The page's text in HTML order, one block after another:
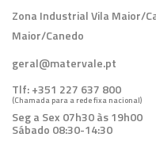
Zona Industrial Vila Maior/
Maior/Canedo
geral@matervale.pt
Tlf:+351 227 637 800
(Chamada para a rede fixa nacional)
Seg a Sex 07h30 às 19h00
Sábado 08:30-14:30